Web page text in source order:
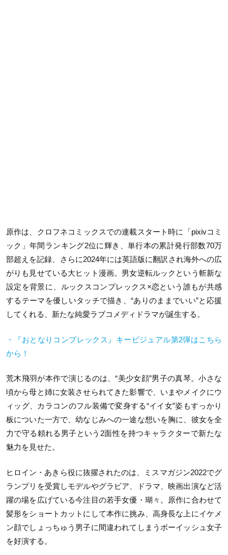
原作は、クロフネコミックスでの連載スタート時に「pixivコミ
ック」年間ランキング2位に輝き、単行本の累計発行部数70万
部超えを記録、さらに2024年には英語版に翻訳され海外への広
がりも見せている大ヒット漫画。男女逆転ルックという斬新な
設定を背景に、ルックスコンプレックス×恋という誰もが共感
するテーマを優しいタッチで描き、“ありのままでいい”と応援
してくれる、新たな純愛ラブコメディドラマが誕生する。
・『おとなりコンプレックス』キービジュアル第2弾はこちら
から！
荒木飛羽が本作で演じるのは、“美少女顔”男子の真琴。小さな
頃から母と姉に女装させられてきた影響で、いまやメイクにウ
ィッグ、カラコンのフル装備で変身する“イイ女”姿もすっかり
板についた一方で、幼なじみへの一途な想いを胸に、彼女を全
力で守る頼れる男子という2面性を持つキャラクターで新たな
魅力を見せた。
ヒロイン・あきら役に抜擢されたのは、ミスマガジン2022でグ
ランプリを受賞しモデルやグラビア、ドラマ、映画出演など活
躍の場を広げている今注目の若手女優・瑚々。原作に合わせて
髪形をショートカットにして本作に挑み、高身長な上にイケメ
ン顔でしょっちゅう男子に間違われてしまうボーイッシュ女子
を好演する。